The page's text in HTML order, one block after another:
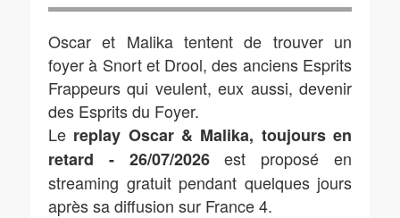
Oscar et Malika tentent de trouver un
foyer à Snort et Drool, des anciens Esprits
Frappeurs qui veulent, eux aussi, devenir
des Esprits du Foyer.
Le replay Oscar & Malika, toujours en
retard - 26/07/2026est proposé en
streaming gratuit pendant quelques jours
après sa diffusion sur France 4.